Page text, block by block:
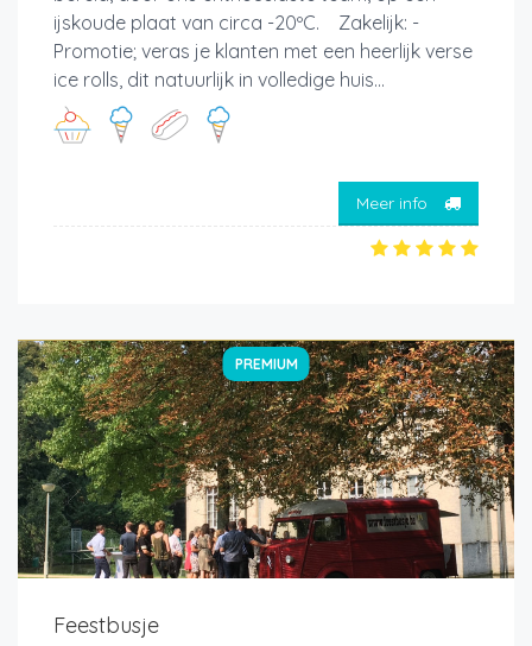
ijskoude plaat van circa -20ºC. Zakelijk: -
Promotie; veras je klanten met een heerlijk verse
ice rolls, dit natuurlijk in volledige huis...
Meer info
PREMIUM
Feestbusje